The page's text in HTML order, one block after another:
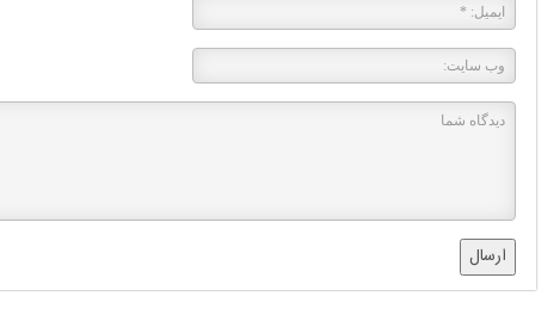
ارسال